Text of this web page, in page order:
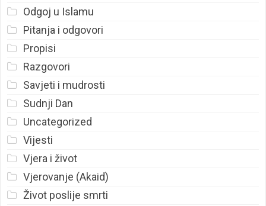
Odgoj u Islamu
Pitanja i odgovori
Propisi
Razgovori
Savjeti i mudrosti
Sudnji Dan
Uncategorized
Vijesti
Vjera i život
Vjerovanje (Akaid)
Život poslije smrti